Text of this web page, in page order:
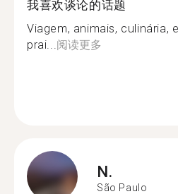
我喜欢谈论的话题
Viagem, animais, culinária,
prai...阅读更多
N.
São Paulo